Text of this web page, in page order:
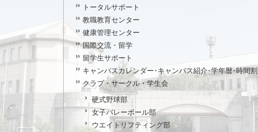
トータルサポート
教職教育センター
健康管理センター
国際交流・留学
留学生サポート
キャンパスカレンダー･キャンパス紹介･学年暦･時間割
クラブ・サークル・学生会
硬式野球部
女子バレーボール部
ウエイトリフティング部